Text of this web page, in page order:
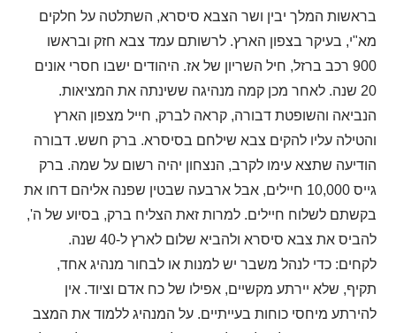
בראשות המלך יבין ושר הצבא סיסרא, השתלטה על חלקים
מא"י, בעיקר בצפון הארץ. לרשותם עמד צבא חזק ובראשו
900 רכב ברזל, חיל השריון של אז. היהודים ישבו חסרי אונים
20 שנה. לאחר מכן קמה מנהיגה ששינתה את המציאות.
הנביאה והשופטת דבורה, קראה לברק, חייל מצפון הארץ
והטילה עליו להקים צבא שילחם בסיסרא. ברק חשש. דבורה
הודיעה שתצא עימו לקרב, הנצחון יהיה רשום על שמה. ברק
גייס 10,000 חיילים, אבל ארבעה שבטין שפנה אליהם דחו את
בקשתם לשלוח חיילים. למרות זאת הצליח ברק, בסיוע של ה',
להביס את צבא סיסרא ולהביא שלום לארץ ל-40 שנה.
לקחים: כדי לנהל משבר יש למנות או לבחור מנהיג אחד,
תקיף, שלא יירתע מקשיים, אפילו של כח אדם וציוד. אין
להירתע מיחסי כוחות בעייתיים. על המנהיג ללמוד את המצב